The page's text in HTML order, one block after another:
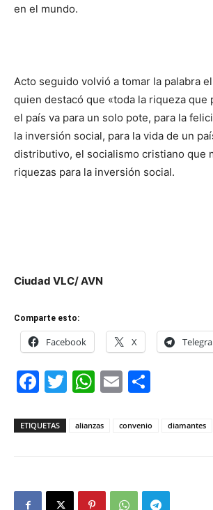
en el mundo.
Acto seguido volvió a tomar la palabra
quien destacó que «toda la riqueza que
el país va para un solo pote, para la
la inversión social, para la vida de un
distributivo, el socialismo cristiano que
riquezas para la inversión social.
Ciudad VLC/ AVN
Comparte esto:
Facebook X
Facebook
Twitter
WhatsApp
Email
ETIQUETAS alianzas convenio diamantes